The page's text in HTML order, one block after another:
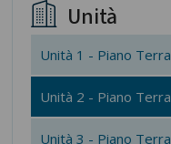
Unità
Unità 1 - Piano Terra
Unità 2 - Piano Terra
Unità 3 - Piano Terra